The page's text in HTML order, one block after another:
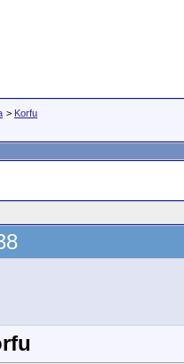
> Korfu